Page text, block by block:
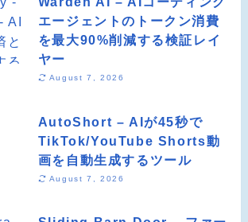
エージェントのトークン消費
を最大90%削減する検証レイ
ヤー
August 7, 2026
AutoShort – AIが45秒で
TikTok/YouTube Shorts動
画を自動生成するツール
August 7, 2026